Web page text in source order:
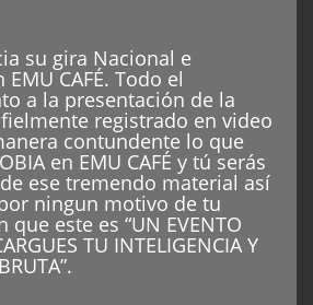
su gira Nacional e
CAFÉ. Todo el
a la presentación de la
registrado en video
contundente lo que
en EMU CAFÉ y tú serás
ese tremendo material así
ningun motivo de tu
este es “UN EVENTO
TU INTELIGENCIA Y